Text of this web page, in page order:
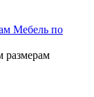
Мебель по